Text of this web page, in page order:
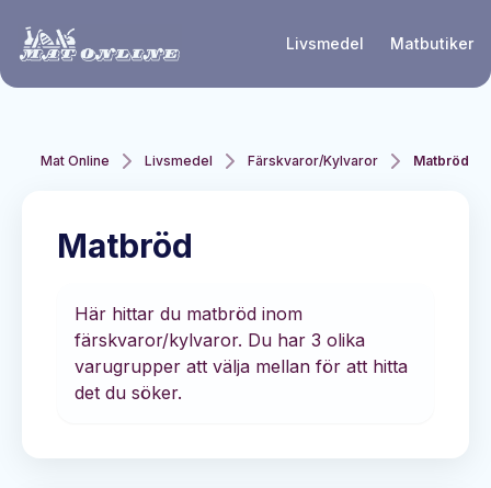
Livsmedel Matbutiker
Mat Online Livsmedel Färskvaror/Kylvaror Matbröd
Matbröd
Här hittar du matbröd inom
färskvaror/kylvaror. Du har 3 olika
varugrupper att välja mellan för att hitta
det du söker.